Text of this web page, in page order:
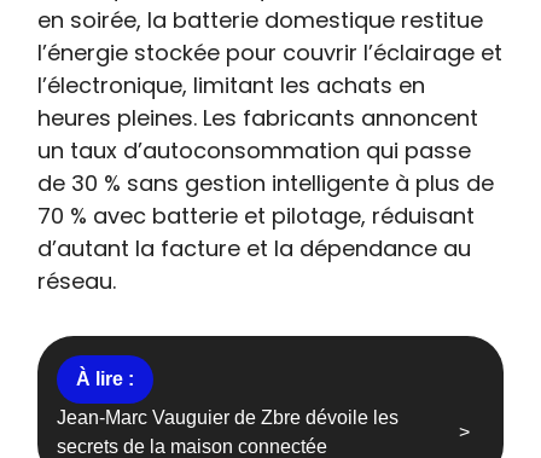
en soirée, la batterie domestique restitue
l’énergie stockée pour couvrir l’éclairage et
l’électronique, limitant les achats en
heures pleines. Les fabricants annoncent
un taux d’autoconsommation qui passe
de 30 % sans gestion intelligente à plus de
70 % avec batterie et pilotage, réduisant
d’autant la facture et la dépendance au
réseau.
Jean-Marc Vauguier de Zbre dévoile les
secrets de la maison connectée